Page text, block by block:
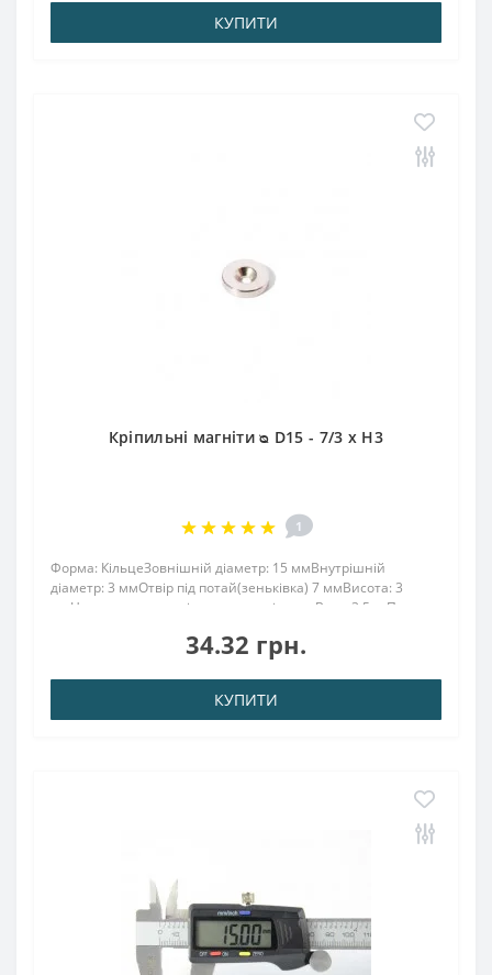
КУПИТИ
Кріпильні магніти ᴓ D15 - 7/3 x H3
1
Форма: КільцеЗовнішній діаметр: 15 ммВнутрішній
діаметр: 3 ммОтвір під потай(зеньківка) 7 ммВисота: 3
ммНапрямок намагнічування: аксіальнеВага: 3,5 грПоверх.
1,300 кгТемпература використан..
34.32 грн.
КУПИТИ